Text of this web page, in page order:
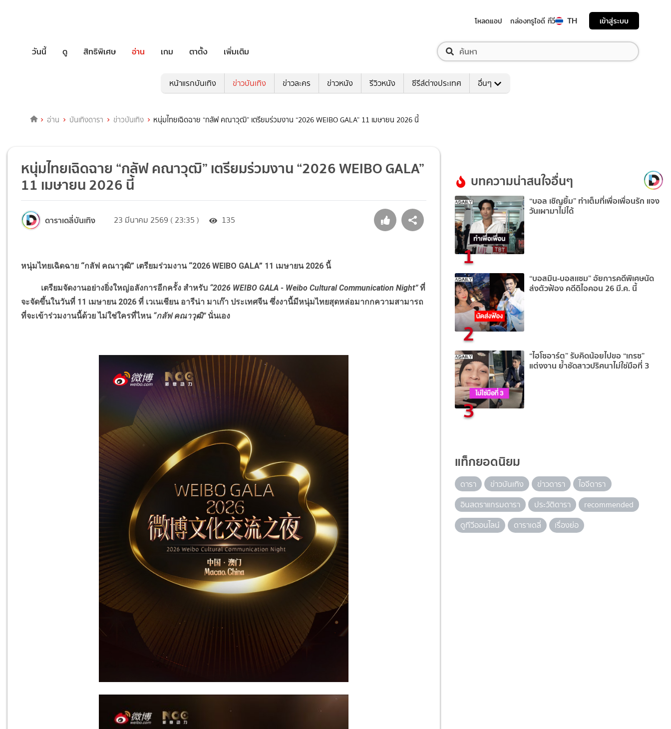
โหลดแอป กล่องทรูไอดี ทีวี TH เข้าสู่ระบบ
วันนี้ ดู สิทธิพิเศษ อ่าน เกม ตาตั้ง เพิ่มเติม
หน้าแรกบันเทิง ข่าวบันเทิง ข่าวละคร ข่าวหนัง รีวิวหนัง ซีรีส์ต่างประเทศ อื่นๆ
อ่าน บันเทิงดารา ข่าวบันเทิง หนุ่มไทยเฉิดฉาย “กลัฟ คณาวุฒิ” เตรียมร่วมงาน “2026 WEIBO GALA” 11 เมษายน 2026 นี้
หนุ่มไทยเฉิดฉาย “กลัฟ คณาวุฒิ” เตรียมร่วมงาน “2026 WEIBO GALA”
11 เมษายน 2026 นี้
ดาราเดลี่บันเทิง 23 มีนาคม 2569 ( 23:35 ) 135
หนุ่มไทยเฉิดฉาย “กลัฟ คณาวุฒิ” เตรียมร่วมงาน “2026 WEIBO GALA” 11 เมษายน 2026 นี้
เตรียมจัดงานอย่างยิ่งใหญ่อลังการอีกครั้ง สำหรับ “2026 WEIBO GALA - Weibo Cultural Communication Night”ที่
จะจัดขึ้นในวันที่ 11 เมษายน 2026 ที่ เวเนเชียน อารีน่า มาเก๊า ประเทศจีน ซึ่งงานี้มีหนุ่มไทยสุดหล่อมากกความสามารถ
ที่จะเข้าร่วมงานนี้ด้วย ไม่ใช่ใครที่ไหน “กลัฟ คณาวุฒิ”นั่นเอง
บทความน่าสนใจอื่นๆ
1
“บอล เชิญยิ้ม” ทำเต็มที่เพื่อเพื่อนรัก แจง
วันเผามาไม่ได้
2
“บอสมิน-บอสเเซม” อัยการคดีพิเศษนัด
ส่งตัวฟ้อง คดีดิไอคอน 26 มี.ค. นี้
3
“ไฮโซอาร์ต” รับคิดน้อยไปขอ “เกรซ”
แต่งงาน ย้ำชัดสาวปริศนาไม่ใช่มือที่ 3
แท็กยอดนิยม
ดารา ข่าวบันเทิง ข่าวดารา
ไอจีดารา
อินสตราแกรมดารา
ประวัติดารา
recommended
ดูทีวีออนไลน์
ดาราเดลี่ เรื่องย่อ